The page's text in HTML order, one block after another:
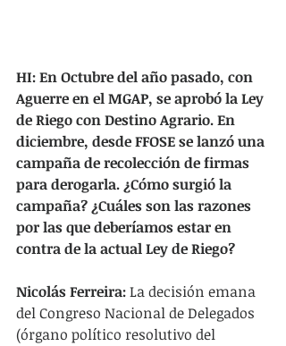
HI: En Octubre del año pasado, con
Aguerre en el MGAP, se aprobó la Ley
de Riego con Destino Agrario. En
diciembre, desde FFOSE se lanzó una
campaña de recolección de firmas
para derogarla. ¿Cómo surgió la
campaña? ¿Cuáles son las razones
por las que deberíamos estar en
contra de la actual Ley de Riego?
Nicolás Ferreira: La decisión emana
del Congreso Nacional de Delegados
(órgano político resolutivo del